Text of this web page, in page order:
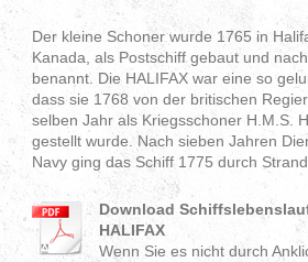
Der kleine Schoner wurde 1765 in
Kanada, als Postschiff gebaut und
benannt. Die HALIFAX war eine so
dass sie 1768 von der britischen
selben Jahr als Kriegsschoner H.M.S.
gestellt wurde. Nach sieben Jahren
Navy ging das Schiff 1775 durch
Download
HALIFAX
Wenn Sie es nicht durch